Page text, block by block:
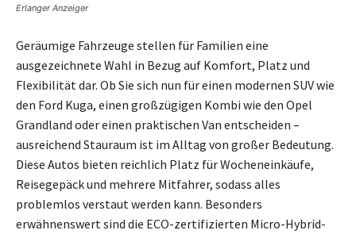
Erlanger Anzeiger
Geräumige Fahrzeuge stellen für Familien eine
ausgezeichnete Wahl in Bezug auf Komfort, Platz und
Flexibilität dar. Ob Sie sich nun für einen modernen SUV wie
den Ford Kuga, einen großzügigen Kombi wie den Opel
Grandland oder einen praktischen Van entscheiden –
ausreichend Stauraum ist im Alltag von großer Bedeutung.
Diese Autos bieten reichlich Platz für Wocheneinkäufe,
Reisegepäck und mehrere Mitfahrer, sodass alles
problemlos verstaut werden kann. Besonders
erwähnenswert sind die ECO-zertifizierten Micro-Hybrid-